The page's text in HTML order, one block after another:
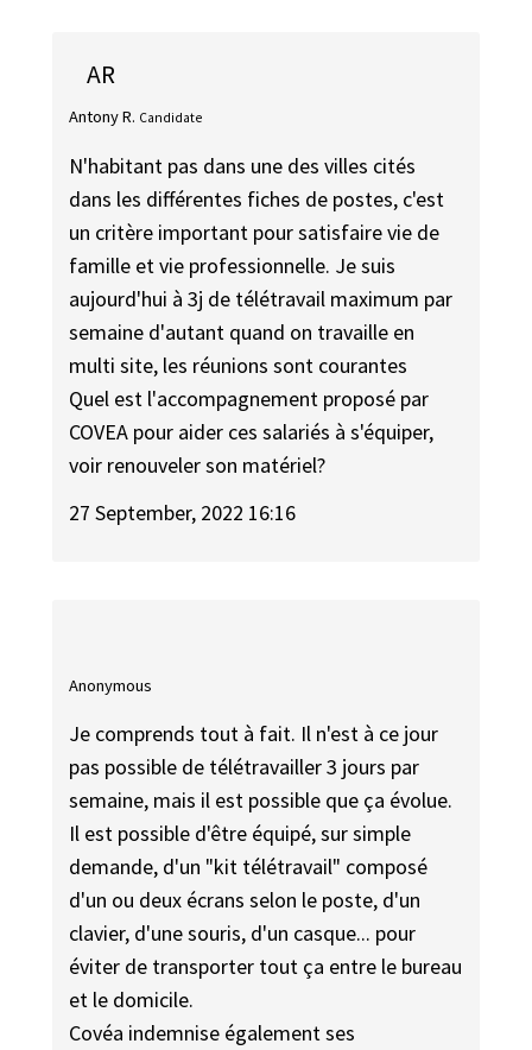
AR
Antony R. Candidate
N'habitant pas dans une des villes cités
dans les différentes fiches de postes, c'est
un critère important pour satisfaire vie de
famille et vie professionnelle. Je suis
aujourd'hui à 3j de télétravail maximum par
semaine d'autant quand on travaille en
multi site, les réunions sont courantes
Quel est l'accompagnement proposé par
COVEA pour aider ces salariés à s'équiper,
voir renouveler son matériel?
27 September, 2022 16:16
Anonymous
Je comprends tout à fait. Il n'est à ce jour
pas possible de télétravailler 3 jours par
semaine, mais il est possible que ça évolue.
Il est possible d'être équipé, sur simple
demande, d'un "kit télétravail" composé
d'un ou deux écrans selon le poste, d'un
clavier, d'une souris, d'un casque... pour
éviter de transporter tout ça entre le bureau
et le domicile.
Covéa indemnise également ses